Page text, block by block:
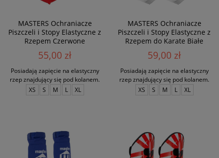
MASTERS Ochraniacze
Piszczeli i Stopy Elastyczne z
Rzepem Czerwone
55,00 zł
Posiadają zapięcie na elastyczny
rzep znajdujący się pod kolanem.
XS
S M L XL
MASTERS Ochraniacze
Piszczeli i Stopy Elastyczne z
Rzepem do Karate Białe
59,00 zł
Posiadają zapięcie na elastyczny
rzep znajdujący się pod kolanem.
XS
S M L XL